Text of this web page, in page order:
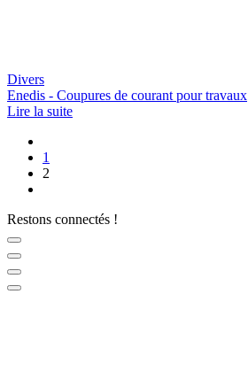
Divers
Enedis - Coupures de courant pour travaux
Lire la suite
1
2
Restons connectés !